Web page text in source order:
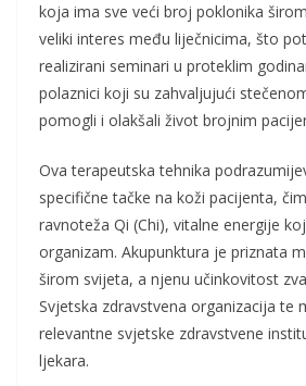
koja ima sve veći broj poklonika
veliki interes među liječnicima, što
realizirani seminari u proteklim
polaznici koji su zahvaljujući
pomogli i olakšali život brojnim
Ova terapeutska tehnika
specifične tačke na koži pacijenta,
ravnoteža Qi (Chi), vitalne energije
organizam. Akupunktura je priznata
širom svijeta, a njenu učinkovitost
Svjetska zdravstvena organizacija te
relevantne svjetske zdravstvene
ljekara.